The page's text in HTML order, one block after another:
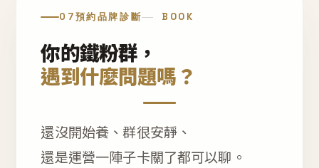
07預約品牌診斷 BOOK
你的鐵粉群，
遇到什麼問題嗎？
還沒開始養、群很安靜、
還是運營一陣子卡關了都可以聊。